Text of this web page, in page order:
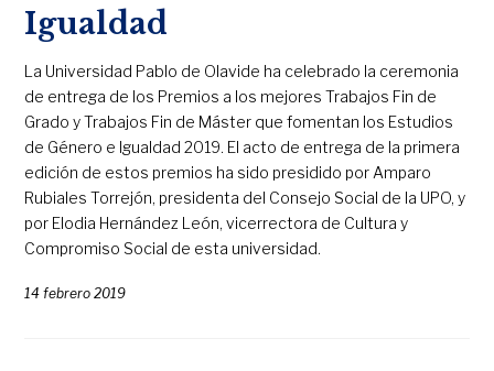
Igualdad
La Universidad Pablo de Olavide ha celebrado la ceremonia
de entrega de los Premios a los mejores Trabajos Fin de
Grado y Trabajos Fin de Máster que fomentan los Estudios
de Género e Igualdad 2019. El acto de entrega de la primera
edición de estos premios ha sido presidido por Amparo
Rubiales Torrejón, presidenta del Consejo Social de la UPO, y
por Elodia Hernández León, vicerrectora de Cultura y
Compromiso Social de esta universidad.
14 febrero 2019